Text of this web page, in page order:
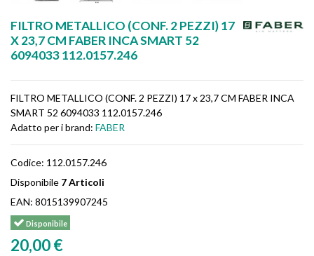
FILTRO METALLICO (CONF. 2 PEZZI) 17
X 23,7 CM FABER INCA SMART 52
6094033 112.0157.246
FILTRO METALLICO (CONF. 2 PEZZI) 17 x 23,7 CM FABER INCA
SMART 52 6094033 112.0157.246
Adatto per i brand: FABER
Codice: 112.0157.246
Disponibile 7 Articoli
EAN: 8015139907245
Disponibile
20,00 €